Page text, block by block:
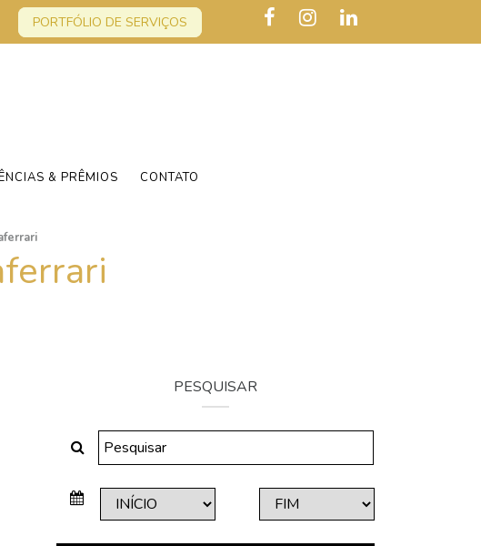
PORTFÓLIO DE SERVIÇOS
& PRÊMIOS CONTATO
PESQUISAR